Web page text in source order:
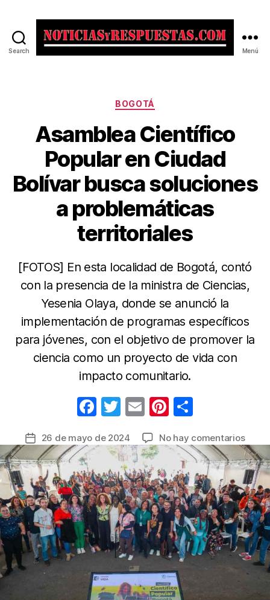
Search Menú
Categorías
BOGOTÁ
Asamblea Científico
Popular en Ciudad
Bolívar busca soluciones
a problemáticas
territoriales
[FOTOS] En esta localidad de Bogotá, contó
con la presencia de la ministra de Ciencias,
Yesenia Olaya, donde se anunció la
implementación de programas específicos
para jóvenes, con el objetivo de promover la
ciencia como un proyecto de vida con
impacto comunitario.
F
c
e
b
o
o
k
T
itt
er
E
ail
Pi
er
e
st
m
p
ar
tir
Fecha
la
entrada
26 de mayo de 2024 No hay comentariosen
en
busca
a